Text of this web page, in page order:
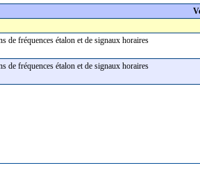
de fréquences étalon et de signaux horaires
de fréquences étalon et de signaux horaires